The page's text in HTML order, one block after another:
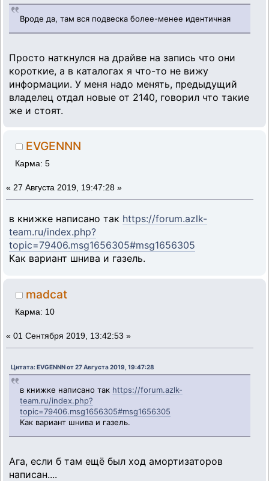
Вроде да, там вся подвеска более-менее идентичная
Просто наткнулся на драйве на запись что они
короткие, а в каталогах я что-то не вижу
информации. У меня надо менять, предыдущий
владелец отдал новые от 2140, говорил что такие
же и стоят.
EVGENNN
Карма: 5
« 27 Августа 2019, 19:47:28 »
в книжке написано так https://forum.azlk-
team.ru/index.php?
topic=79406.msg1656305#msg1656305
Как вариант шнива и газель.
madcat
Карма: 10
« 01 Сентября 2019, 13:42:53 »
Цитата: EVGENNN от 27 Августа 2019, 19:47:28
в книжке написано так https://forum.azlk-
team.ru/index.php?
topic=79406.msg1656305#msg1656305
Как вариант шнива и газель.
Ага, если б там ещё был ход амортизаторов
написан....